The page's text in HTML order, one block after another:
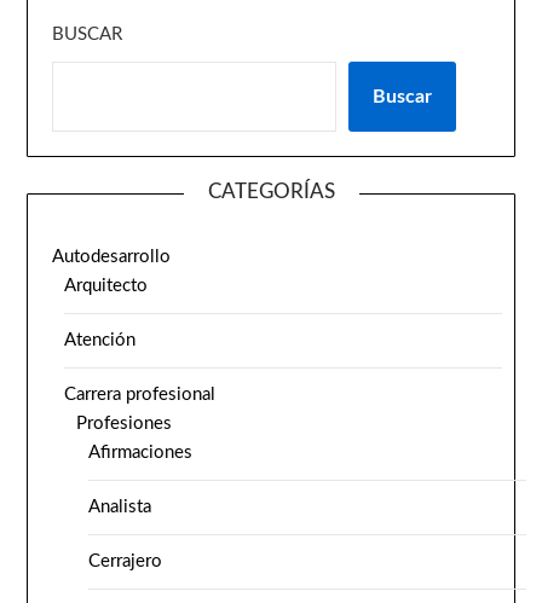
BUSCAR
Buscar
CATEGORÍAS
Autodesarrollo
Arquitecto
Atención
Carrera profesional
Profesiones
Afirmaciones
Analista
Cerrajero